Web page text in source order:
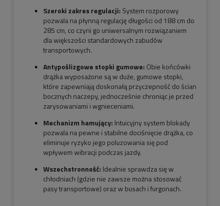
Szeroki zakres regulacji: System rozporowy
pozwala na płynną regulację długości od 188 cm do
285 cm, co czyni go uniwersalnym rozwiązaniem
dla większości standardowych zabudów
transportowych.
Antypoślizgowe stopki gumowe: Obie końcówki
drążka wyposażone są w duże, gumowe stopki,
które zapewniają doskonałą przyczepność do ścian
bocznych naczepy, jednocześnie chroniąc je przed
zarysowaniami i wgnieceniami.
Mechanizm hamujący: Intuicyjny system blokady
pozwala na pewne i stabilne dociśnięcie drążka, co
eliminuje ryzyko jego poluzowania się pod
wpływem wibracji podczas jazdy.
Wszechstronność: Idealnie sprawdza się w
chłodniach (gdzie nie zawsze można stosować
pasy transportowe) oraz w busach i furgonach.